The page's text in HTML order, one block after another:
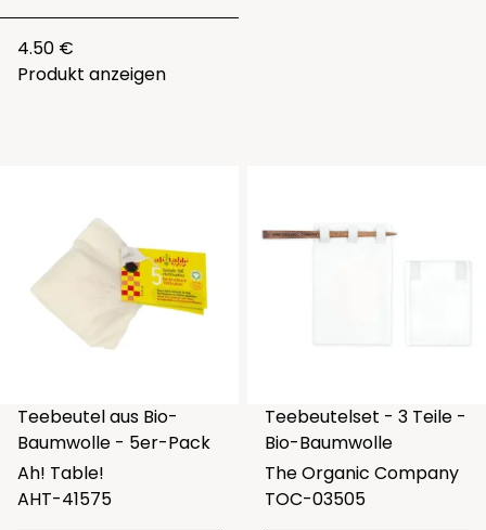
4.50 €
Produkt anzeigen
Teebeutel aus Bio-
Baumwolle - 5er-Pack
Ah! Table!
AHT-41575
Teebeutelset - 3 Teile -
Bio-Baumwolle
The Organic Company
TOC-03505